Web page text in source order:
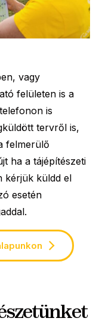
vagy
felületen is a
is
tervről is,
felmerülő
ha a tájépítészeti
kérjük küldd el
esetén